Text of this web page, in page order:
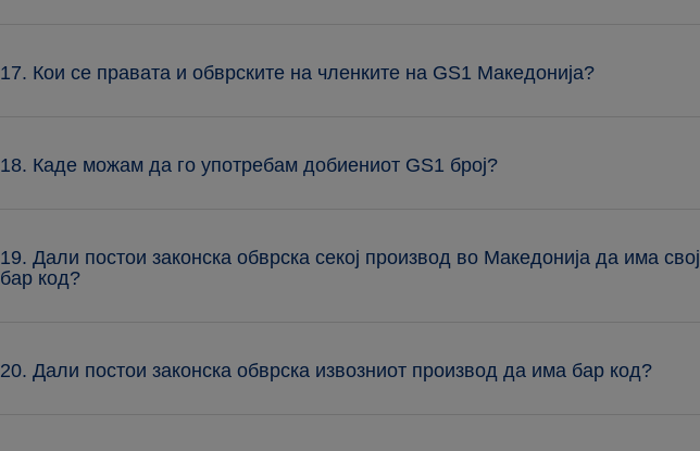
17. Кои се правата и обврските на членките на GS1 Македонија?
18. Каде можам да го употребам добиениот GS1 број?
19. Дали постои законска обврска секој производ во Македонија да има свој
бар код?
20. Дали постои законска обврска извозниот производ да има бар код?